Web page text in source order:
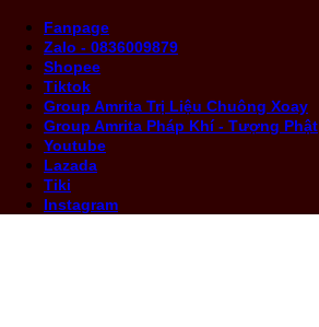
Fanpage
Zalo - 0836009879
Shopee
Tiktok
Group Amrita Trị Liệu Chuông Xoay
Group Amrita Pháp Khí - Tượng Phật
Youtube
Lazada
Tiki
Instagram